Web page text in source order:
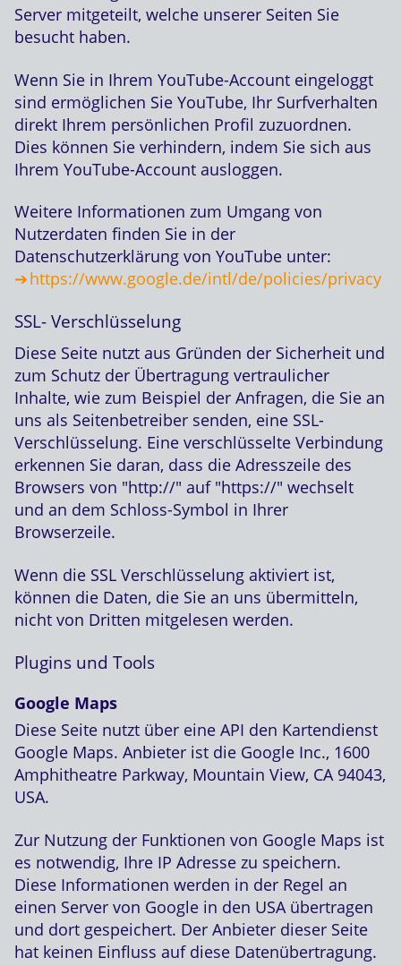
Server mitgeteilt, welche unserer Seiten Sie
besucht haben.
Wenn Sie in Ihrem YouTube-Account eingeloggt
sind ermöglichen Sie YouTube, Ihr Surfverhalten
direkt Ihrem persönlichen Profil zuzuordnen.
Dies können Sie verhindern, indem Sie sich aus
Ihrem YouTube-Account ausloggen.
Weitere Informationen zum Umgang von
Nutzerdaten finden Sie in der
Datenschutzerklärung von YouTube unter:
https://www.google.de/intl/de/policies/privacy
SSL- Verschlüsselung
Diese Seite nutzt aus Gründen der Sicherheit und
zum Schutz der Übertragung vertraulicher
Inhalte, wie zum Beispiel der Anfragen, die Sie an
uns als Seitenbetreiber senden, eine SSL-
Verschlüsselung. Eine verschlüsselte Verbindung
erkennen Sie daran, dass die Adresszeile des
Browsers von "http://" auf "https://" wechselt
und an dem Schloss-Symbol in Ihrer
Browserzeile.
Wenn die SSL Verschlüsselung aktiviert ist,
können die Daten, die Sie an uns übermitteln,
nicht von Dritten mitgelesen werden.
Plugins und Tools
Google Maps
Diese Seite nutzt über eine API den Kartendienst
Google Maps. Anbieter ist die Google Inc., 1600
Amphitheatre Parkway, Mountain View, CA 94043,
USA.
Zur Nutzung der Funktionen von Google Maps ist
es notwendig, Ihre IP Adresse zu speichern.
Diese Informationen werden in der Regel an
einen Server von Google in den USA übertragen
und dort gespeichert. Der Anbieter dieser Seite
hat keinen Einfluss auf diese Datenübertragung.